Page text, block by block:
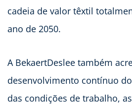
cadeia de valor têxtil
ano de 2050.
A BekaertDeslee também
desenvolvimento contínuo
das condições de trabalho,